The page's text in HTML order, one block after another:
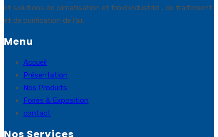
et solutions de climatisation et froid industriel , de traitement
et de purification de l’air.
Menu
Accueil
Présentation
Nos Produits
Foires & Exposition
contact
Nos Services